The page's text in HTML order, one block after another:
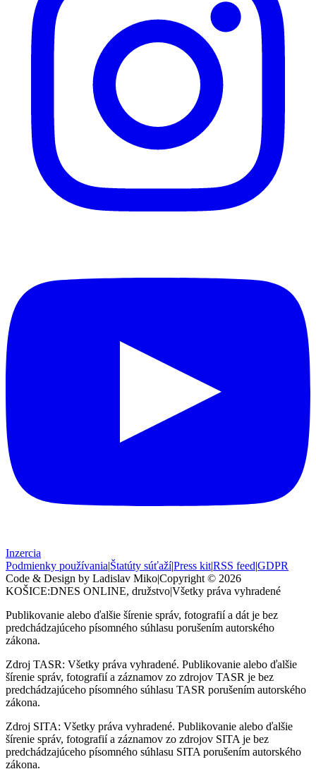
Inzercia
Podmienky používania|Štatúty súťaží|Press kit|RSS feed|GDPR
Code & Design by Ladislav Miko|Copyright © 2026
KOŠICE:DNES ONLINE, družstvo|Všetky práva vyhradené
Publikovanie alebo ďalšie šírenie správ, fotografií a dát je bez
predchádzajúceho písomného súhlasu porušením autorského
zákona.
Zdroj TASR: Všetky práva vyhradené. Publikovanie alebo ďalšie
šírenie správ, fotografií a záznamov zo zdrojov TASR je bez
predchádzajúceho písomného súhlasu TASR porušením autorského
zákona.
Zdroj SITA: Všetky práva vyhradené. Publikovanie alebo ďalšie
šírenie správ, fotografií a záznamov zo zdrojov SITA je bez
predchádzajúceho písomného súhlasu SITA porušením autorského
zákona.